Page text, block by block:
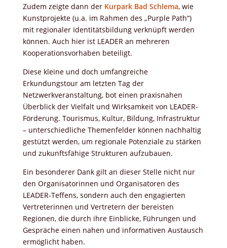
Zudem zeigte dann der Kurpark Bad Schlema, wie
Kunstprojekte (u.a. im Rahmen des „Purple Path“)
mit regionaler Identitätsbildung verknüpft werden
können. Auch hier ist LEADER an mehreren
Kooperationsvorhaben beteiligt.
Diese kleine und doch umfangreiche
Erkundungstour am letzten Tag der
Netzwerkveranstaltung, bot einen praxisnahen
Überblick der Vielfalt und Wirksamkeit von LEADER-
Förderung. Tourismus, Kultur, Bildung, Infrastruktur
– unterschiedliche Themenfelder können nachhaltig
gestützt werden, um regionale Potenziale zu stärken
und zukunftsfähige Strukturen aufzubauen.
Ein besonderer Dank gilt an dieser Stelle nicht nur
den Organisatorinnen und Organisatoren des
LEADER-Teffens, sondern auch den engagierten
Vertreterinnen und Vertretern der bereisten
Regionen, die durch ihre Einblicke, Führungen und
Gespräche einen nahen und informativen Austausch
ermöglicht haben.